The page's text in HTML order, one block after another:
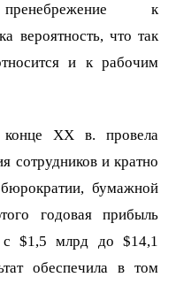
к
вероятность, что так
и к рабочим
XX в. провела
сотрудников и кратно
бумажной
годовая прибыль
с $1,5 млрд до $14,1
обеспечила в том